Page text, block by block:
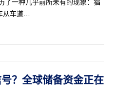
了一种几乎前所未有的现象：猖
从车道…
？全球储备资金正在